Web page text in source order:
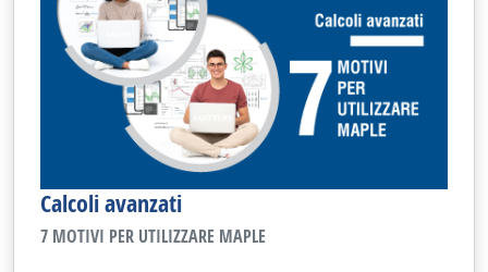
Calcoli avanzati
7 MOTIVI PER UTILIZZARE MAPLE